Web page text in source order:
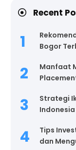
Recent
Bogor
Manfaat
Strategi
Indonesia
Tips
dan